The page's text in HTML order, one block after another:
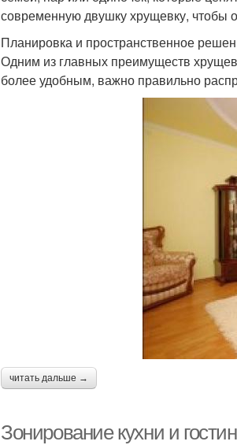
современную двушку хрущевку,
Планировка и пространственное
Одним из главных преимуществ
более удобным, важно правильно
читать дальше →
Зонирование кухни и